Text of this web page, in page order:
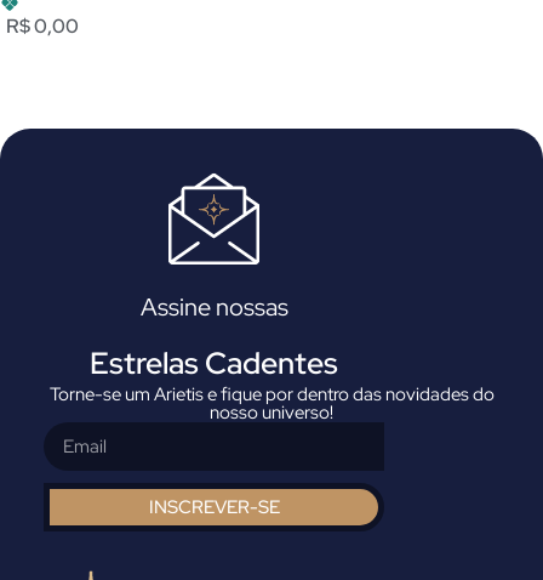
R$ 0,00
Assine nossas
Estrelas Cadentes
Torne-se um Arietis e fique por dentro das novidades do
nosso universo!
INSCREVER-SE